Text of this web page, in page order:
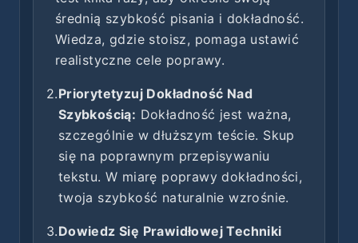
średnią szybkość pisania i dokładność.
Wiedza, gdzie stoisz, pomaga ustawić
realistyczne cele poprawy.
2.Priorytetyzuj Dokładność Nad
Szybkością: Dokładność jest ważna,
szczególnie w dłuższym teście. Skup
się na poprawnym przepisywaniu
tekstu. W miarę poprawy dokładności,
twoja szybkość naturalnie wzrośnie.
3.Dowiedz Się Prawidłowej Techniki